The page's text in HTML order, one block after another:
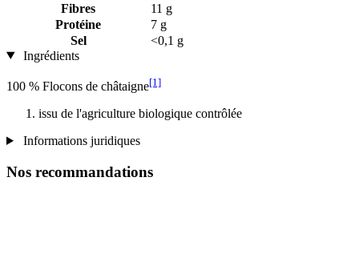
Fibres
11 g
Protéine
7 g
Sel
<0,1 g
Ingrédients
100 % Flocons de châtaigne[1]
issu de l'agriculture biologique contrôlée
Informations juridiques
Nos recommandations